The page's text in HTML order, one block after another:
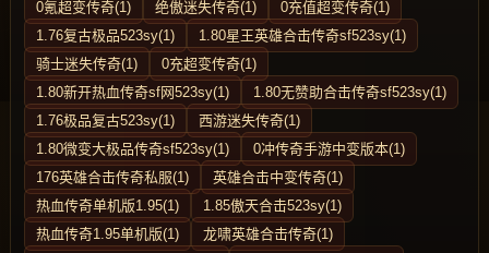
0氪超变传奇(1)
绝傲迷失传奇(1)
0充值超变传奇(1)
1.76复古极品523sy(1)
1.80星王英雄合击传奇sf523sy(1)
骑士迷失传奇(1)
0充超变传奇(1)
1.80新开热血传奇sf网523sy(1)
1.80无赞助合击传奇sf523sy(1)
1.76极品复古523sy(1)
西游迷失传奇(1)
1.80微变大极品传奇sf523sy(1)
0冲传奇手游中变版本(1)
176英雄合击传奇私服(1)
英雄合击中变传奇(1)
热血传奇单机版1.95(1)
1.85傲天合击523sy(1)
热血传奇1.95单机版(1)
龙啸英雄合击传奇(1)